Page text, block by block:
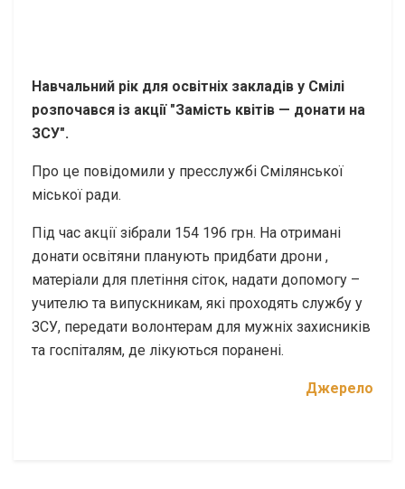
Навчальний рік для освітніх закладів у Смілі
розпочався із акції "Замість квітів — донати на
ЗСУ".
Про це повідомили у пресслужбі Смілянської
міської ради.
Під час акції зібрали 154 196 грн. На отримані
донати освітяни планують придбати дрони ,
матеріали для плетіння сіток, надати допомогу –
учителю та випускникам, які проходять службу у
ЗСУ, передати волонтерам для мужніх захисників
та госпіталям, де лікуються поранені.
Джерело